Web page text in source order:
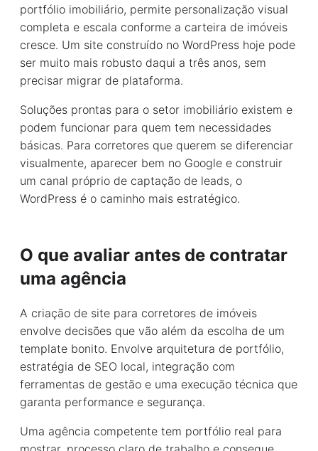
portfólio imobiliário, permite personalização visual
completa e escala conforme a carteira de imóveis
cresce. Um site construído no WordPress hoje pode
ser muito mais robusto daqui a três anos, sem
precisar migrar de plataforma.
Soluções prontas para o setor imobiliário existem e
podem funcionar para quem tem necessidades
básicas. Para corretores que querem se diferenciar
visualmente, aparecer bem no Google e construir
um canal próprio de captação de leads, o
WordPress é o caminho mais estratégico.
O que avaliar antes de contratar
uma agência
A criação de site para corretores de imóveis
envolve decisões que vão além da escolha de um
template bonito. Envolve arquitetura de portfólio,
estratégia de SEO local, integração com
ferramentas de gestão e uma execução técnica que
garanta performance e segurança.
Uma agência competente tem portfólio real para